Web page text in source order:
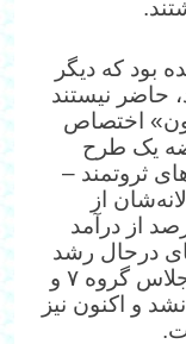
روشن شده بود که دیگر
حاضر نیستند
اختصاص
یک طرح
ثروتمند –
از
از درآمد
درحال رشد
عرضه کنند. این طرح که بارها در اجلاس گروه ۷ و
و اکنون نیز